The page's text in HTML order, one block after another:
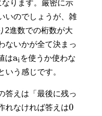
ります。厳密に示
いのでしょうが、雑
2進数での桁数が大
ないかが全て決まっ
はai を使うか使わな
いう感じです。
答えは「最後に残っ
れなければ答えは0